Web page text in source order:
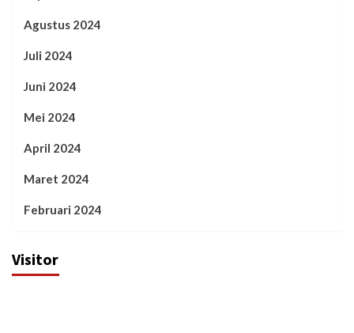
Agustus 2024
Juli 2024
Juni 2024
Mei 2024
April 2024
Maret 2024
Februari 2024
Visitor